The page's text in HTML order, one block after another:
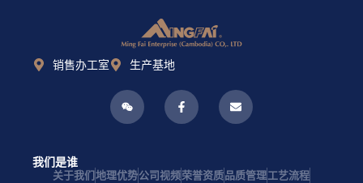
销售办工室 生产基地
我们是谁
关于我们 地理优势公司视频荣誉资质品质管理工艺流程